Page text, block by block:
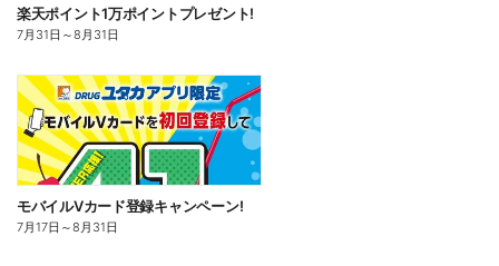
楽天ポイント1万ポイントプレゼント!
7月31日 ～8月31日
モバイルVカード登録キャンペーン!
7月17日 ～8月31日